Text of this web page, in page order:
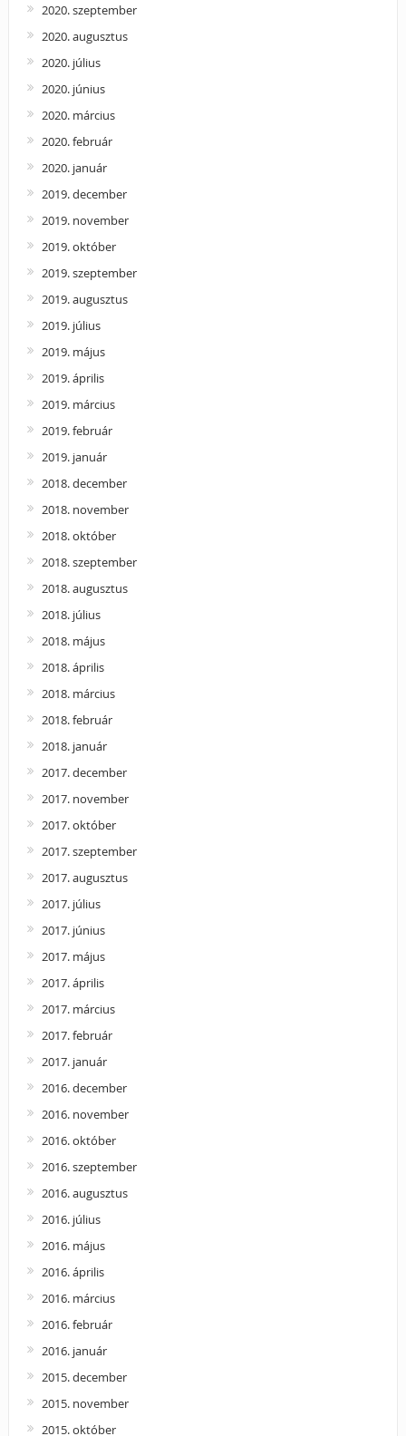
2020. szeptember
2020. augusztus
2020. július
2020. június
2020. március
2020. február
2020. január
2019. december
2019. november
2019. október
2019. szeptember
2019. augusztus
2019. július
2019. május
2019. április
2019. március
2019. február
2019. január
2018. december
2018. november
2018. október
2018. szeptember
2018. augusztus
2018. július
2018. május
2018. április
2018. március
2018. február
2018. január
2017. december
2017. november
2017. október
2017. szeptember
2017. augusztus
2017. július
2017. június
2017. május
2017. április
2017. március
2017. február
2017. január
2016. december
2016. november
2016. október
2016. szeptember
2016. augusztus
2016. július
2016. május
2016. április
2016. március
2016. február
2016. január
2015. december
2015. november
2015. október